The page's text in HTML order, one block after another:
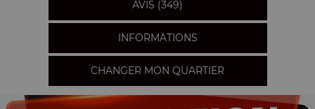
AVIS (349)
INFORMATIONS
CHANGER MON QUARTIER